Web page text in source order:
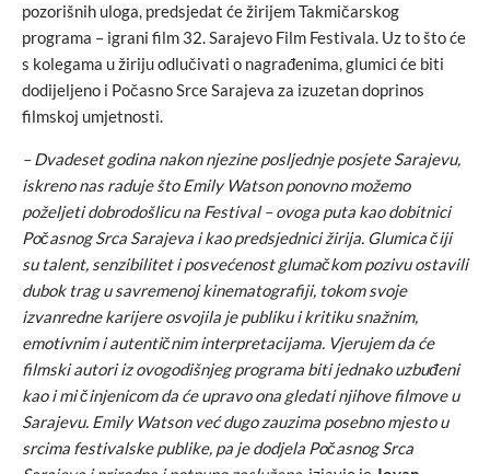
pozorišnih uloga, predsjedat će žirijem Takmičarskog
programa – igrani film 32. Sarajevo Film Festivala. Uz to što će
s kolegama u žiriju odlučivati o nagrađenima, glumici će biti
dodijeljeno i Počasno Srce Sarajeva za izuzetan doprinos
filmskoj umjetnosti.
– Dvadeset godina nakon njezine posljednje posjete Sarajevu,
iskreno nas raduje što Emily Watson ponovno možemo
poželjeti dobrodošlicu na Festival – ovoga puta kao dobitnici
Počasnog Srca Sarajeva i kao predsjednici žirija. Glumica čiji
su talent, senzibilitet i posvećenost glumačkom pozivu ostavili
dubok trag u savremenoj kinematografiji, tokom svoje
izvanredne karijere osvojila je publiku i kritiku snažnim,
emotivnim i autentičnim interpretacijama. Vjerujem da će
filmski autori iz ovogodišnjeg programa biti jednako uzbuđeni
kao i mi činjenicom da će upravo ona gledati njihove filmove u
Sarajevu. Emily Watson već dugo zauzima posebno mjesto u
srcima festivalske publike, pa je dodjela Počasnog Srca